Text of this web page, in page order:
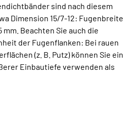
sind nach diesem
Dimension 15/7-12: Fugenbreite
mm. Beachten Sie auch die
der Fugenflanken: Bei rauen
(z. B. Putz) können Sie ein
Einbautiefe verwenden als